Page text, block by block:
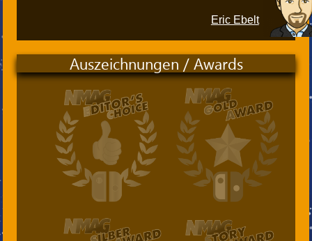
Eric Ebelt
Auszeichnungen / Awards